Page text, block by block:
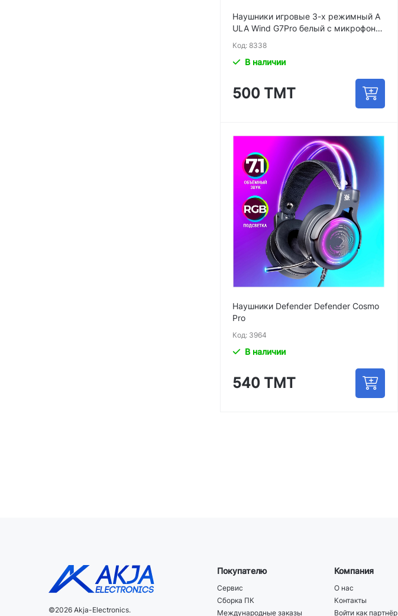
Наушники игровые 3-х режимный A
ULA Wind G7Pro белый с микрофоно
Код: 8338
В наличии
500 ТМТ
Наушники Defender Defender Cosmo
Pro
Код: 3964
В наличии
540 ТМТ
©2026 Akja-Electronics.
Покупателю
Сервис
Сборка ПК
Международные заказы
Компания
О нас
Контакты
Войти как партнёр